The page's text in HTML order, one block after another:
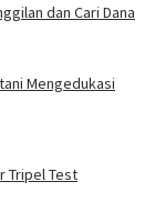
dan Cari Dana
Mengedukasi
Tripel Test